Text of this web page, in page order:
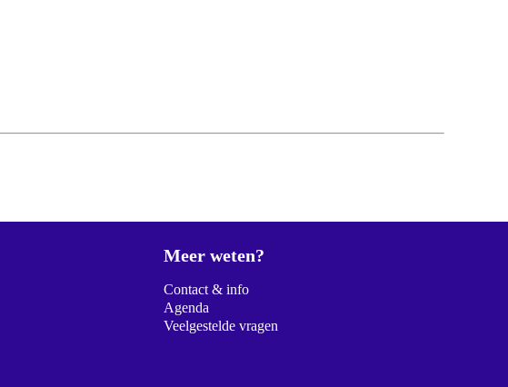
Meer weten?
Contact & info
Agenda
Veelgestelde vragen